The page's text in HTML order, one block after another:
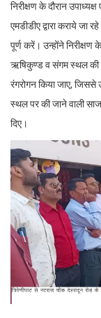
निरीक्षण के दौरान उपाध्यक्ष
एमडीडीए द्वारा कराये जा
पूर्ण करें। उन्होंने निरीक्षण
ऋषिकुण्ड व संगम स्थल की
रंगरोगन किया जाए, जिससे
स्थल पर की जाने वाली
दिए।